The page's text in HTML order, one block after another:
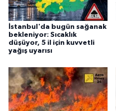
İstanbul'da bugün sağanak
bekleniyor: Sıcaklık
düşüyor, 5 il için kuvvetli
yağış uyarısı